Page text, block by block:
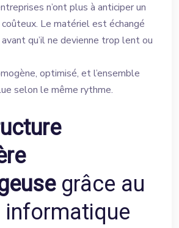
n’ont plus à anticiper un
Le matériel est échangé
qu’il ne devienne trop lent ou
optimisé, et l’ensemble
selon le même rythme.
grâce au
informatique